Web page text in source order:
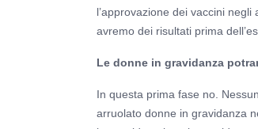
l’approvazione dei vaccini
avremo dei risultati prima
Le donne in gravidanza
In questa prima fase no.
arruolato donne in gravidanza